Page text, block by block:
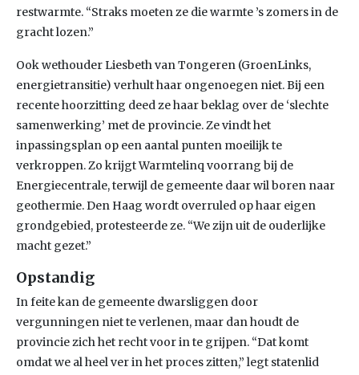
restwarmte. “Straks moeten ze die warmte ’s zomers in de
gracht lozen.”
Ook wethouder Liesbeth van Tongeren (GroenLinks,
energietransitie) verhult haar ongenoegen niet. Bij een
recente hoorzitting deed ze haar beklag over de ‘slechte
samenwerking’ met de provincie. Ze vindt het
inpassingsplan op een aantal punten moeilijk te
verkroppen. Zo krijgt Warmtelinq voorrang bij de
Energiecentrale, terwijl de gemeente daar wil boren naar
geothermie. Den Haag wordt overruled op haar eigen
grondgebied, protesteerde ze. “We zijn uit de ouderlijke
macht gezet.”
Opstandig
In feite kan de gemeente dwarsliggen door
vergunningen niet te verlenen, maar dan houdt de
provincie zich het recht voor in te grijpen. “Dat komt
omdat we al heel ver in het proces zitten,” legt statenlid